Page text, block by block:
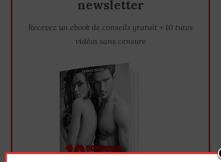
newsletter
Recevez un ebook de conseils gratuit + 10 tutos
vidéos sans censure